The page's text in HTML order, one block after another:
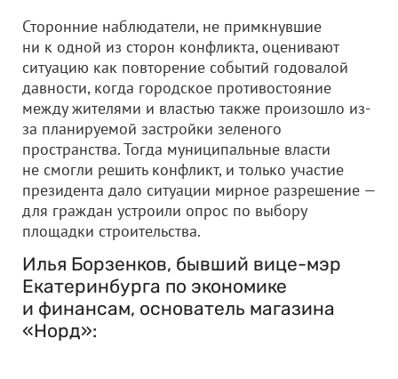
Сторонние наблюдатели, не примкнувшие
ни к одной из сторон конфликта, оценивают
ситуацию как повторение событий годовалой
давности, когда городское противостояние
между жителями и властью также произошло из-
за планируемой застройки зеленого
пространства. Тогда муниципальные власти
не смогли решить конфликт, и только участие
президента дало ситуации мирное разрешение —
для граждан устроили опрос по выбору
площадки строительства.
Илья Борзенков, бывший вице-мэр
Екатеринбурга по экономике
и финансам, основатель магазина
«Норд»: